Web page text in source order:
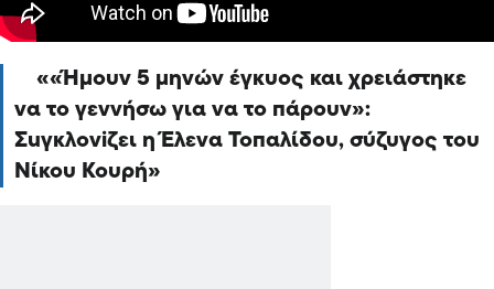
«Ήμουν 5 μηνών έγκυος και χρειάστηκε
να το γεννήσω για να το πάρουν»:
Σuγκλονiζει η Έλενα Τοπαλίδου, σύζυγος του
Νίκου Κουρή